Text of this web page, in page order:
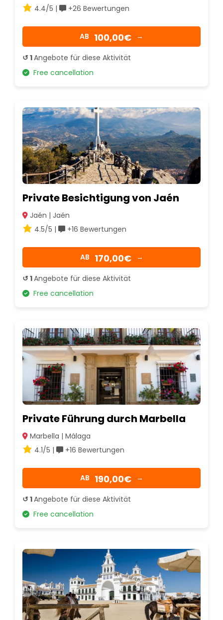
4.4/5 |
+26 Bewertungen
AB 100,00€ →
↺ 1Angebote für diese Aktivität
Free cancellation
Private Besichtigung von Jaén
Jaén | Jaén
4.5/5 |
+16 Bewertungen
AB 170,00€ →
↺ 1Angebote für diese Aktivität
Free cancellation
Private Führung durch Marbella
Marbella | Málaga
4.1/5 |
+16 Bewertungen
AB 190,00€ →
↺ 1Angebote für diese Aktivität
Free cancellation